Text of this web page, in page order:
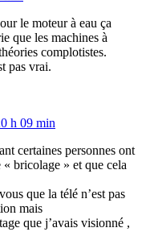
le moteur à eau ça
que les machines à
complotistes.
pas vrai.
h 09 min
certaines personnes ont
bricolage » et que cela
que la télé n’est pas
mais
que j’avais visionné ,